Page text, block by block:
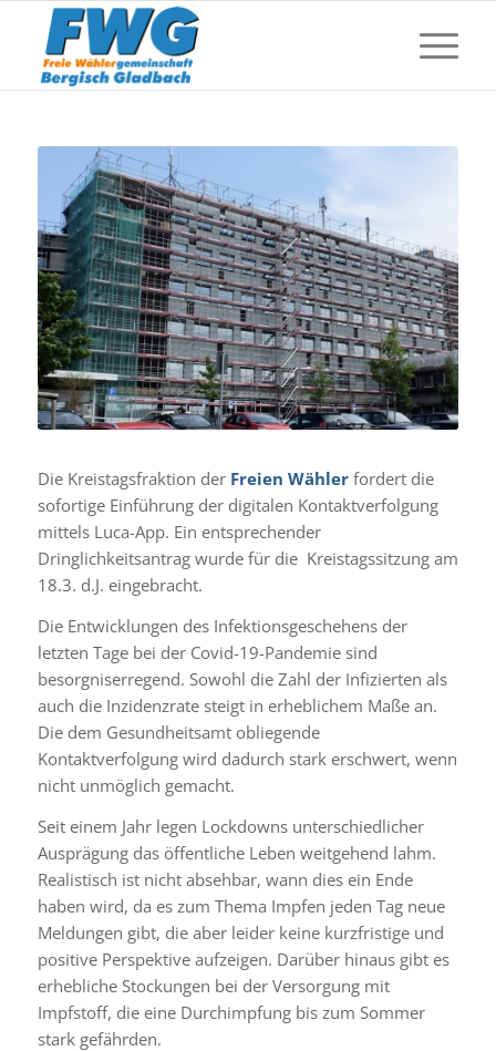
Die Kreistagsfraktion der Freien Wählerfordert die
sofortige Einführung der digitalen Kontaktverfolgung
mittels Luca-App. Ein entsprechender
Dringlichkeitsantrag wurde für die Kreistagssitzung am
18.3. d.J. eingebracht.
Die Entwicklungen des Infektionsgeschehens der
letzten Tage bei der Covid-19-Pandemie sind
besorgniserregend. Sowohl die Zahl der Infizierten als
auch die Inzidenzrate steigt in erheblichem Maße an.
Die dem Gesundheitsamt obliegende
Kontaktverfolgung wird dadurch stark erschwert, wenn
nicht unmöglich gemacht.
Seit einem Jahr legen Lockdowns unterschiedlicher
Ausprägung das öffentliche Leben weitgehend lahm.
Realistisch ist nicht absehbar, wann dies ein Ende
haben wird, da es zum Thema Impfen jeden Tag neue
Meldungen gibt, die aber leider keine kurzfristige und
positive Perspektive aufzeigen. Darüber hinaus gibt es
erhebliche Stockungen bei der Versorgung mit
Impfstoff, die eine Durchimpfung bis zum Sommer
stark gefährden.